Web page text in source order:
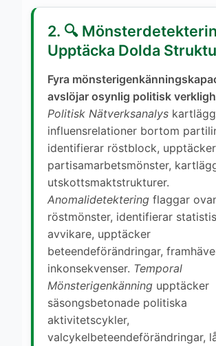
2. 🔍
Upptäcka Dolda
Fyra
avslöjar osynlig politisk
Politisk Nätverksanalys
influensrelationer bortom
identifierar röstblock,
partisamarbetsmönster,
utskottsmaktstrukturer.
Anomalidetektering flaggar
röstmönster, identifierar
avvikare, upptäcker
beteendeförändringar,
inkonsekvenser. Temporal
Mönsterigenkänning upptäcker
säsongsbetonade politiska
aktivitetscykler,
valcykelbeteendeförändringar,